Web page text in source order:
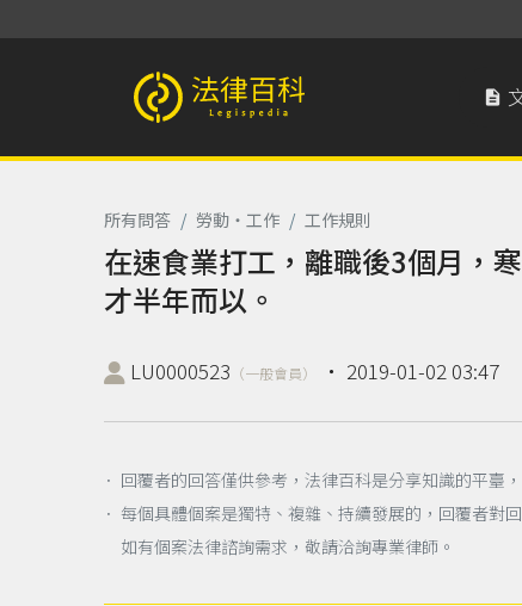
法律百科 Legispedia 
所有問答 / 勞動‧工作 / 工作規則
在速食業打工，離職後3個月，
才半年而以。
LU0000523 （一般會員） ‧ 2019-01-02 03:47
． 回覆者的回答僅供參考，法律百科是分享知識的平臺
． 每個具體個案是獨特、複雜、持續發展的，回覆者對
如有個案法律諮詢需求，敬請洽詢專業律師。